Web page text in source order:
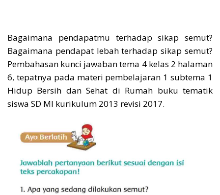
Bagaimana pendapatmu terhadap sikap semut?
Bagaimana pendapat lebah terhadap sikap semut?
Pembahasan kunci jawaban tema 4 kelas 2 halaman
6, tepatnya pada materi pembelajaran 1 subtema 1
Hidup Bersih dan Sehat di Rumah buku tematik
siswa SD MI kurikulum 2013 revisi 2017.